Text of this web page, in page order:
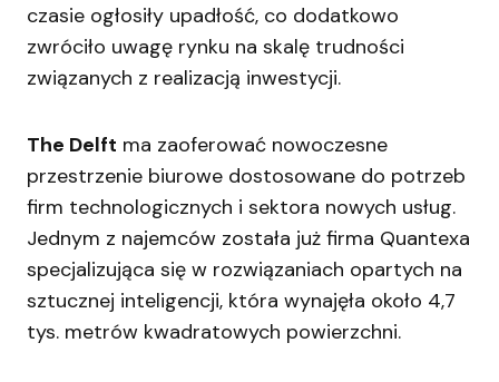
czasie ogłosiły upadłość, co dodatkowo
zwróciło uwagę rynku na skalę trudności
związanych z realizacją inwestycji.
The Delft ma zaoferować nowoczesne
przestrzenie biurowe dostosowane do potrzeb
firm technologicznych i sektora nowych usług.
Jednym z najemców została już firma Quantexa
specjalizująca się w rozwiązaniach opartych na
sztucznej inteligencji, która wynajęła około 4,7
tys. metrów kwadratowych powierzchni.